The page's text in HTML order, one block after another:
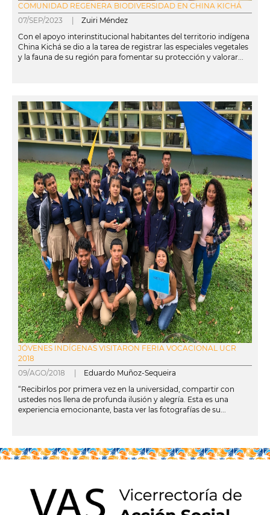
COMUNIDAD REGENERA BIODIVERSIDAD EN CHINA KICHÁ
07/SEP/2023 | Zuiri Méndez
Con el apoyo interinstitucional habitantes del territorio indígena
China Kichá se dio a la tarea de registrar las especiales vegetales
y la fauna de su región para fomentar su protección y valorar...
JÓVENES INDÍGENAS VISITARON FERIA VOCACIONAL UCR
2018
09/AGO/2018 | Eduardo Muñoz-Sequeira
“Recibirlos por primera vez en la universidad, compartir con
ustedes nos llena de profunda ilusión y alegría. Esta es una
experiencia emocionante, basta ver las fotografías de su...